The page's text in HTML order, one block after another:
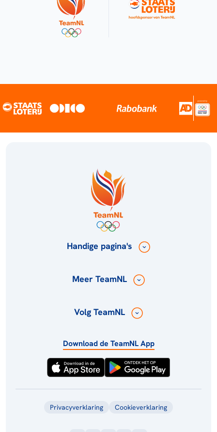
Handige pagina's
Meer TeamNL
Volg TeamNL
Download de TeamNL App
Privacyverklaring Cookieverklaring